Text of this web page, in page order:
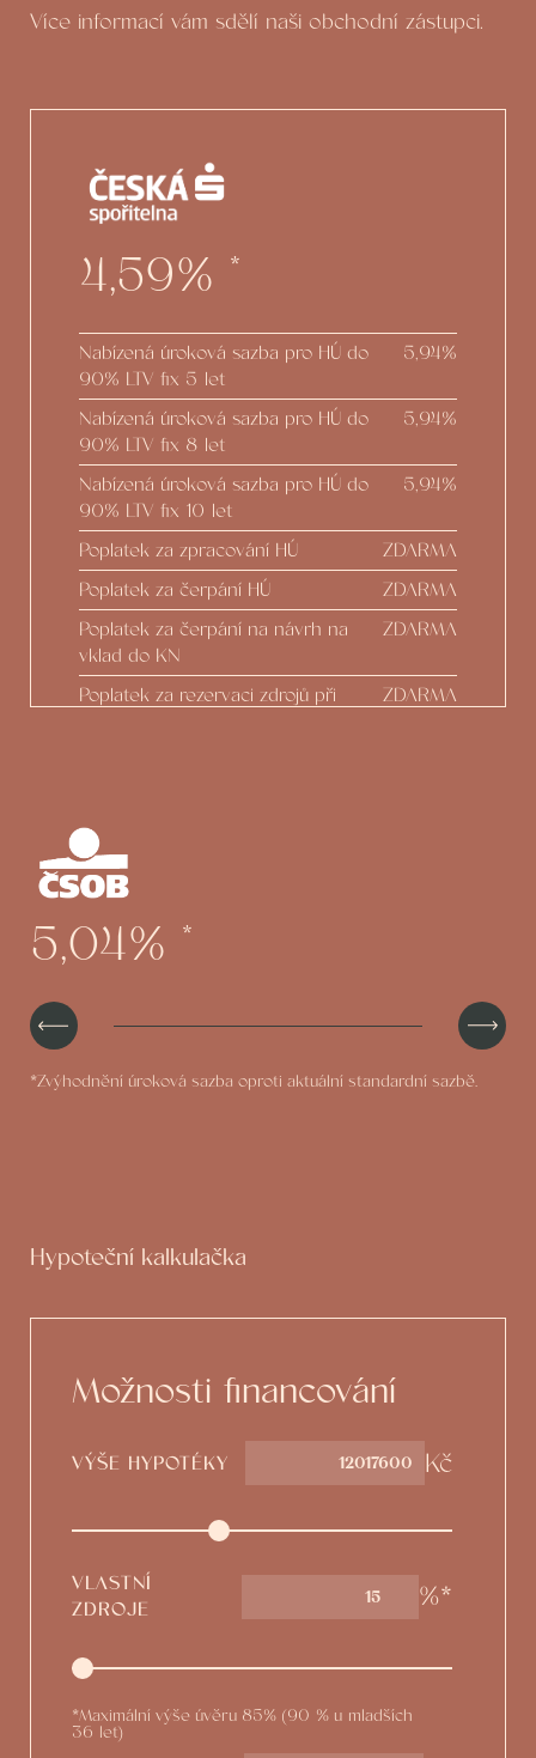
Více informací vám sdělí naši obchodní zástupci.
4,59% *
Nabízená úroková sazba pro HÚ do
90% LTV fix 5 let
5,94%
Nabízená úroková sazba pro HÚ do
90% LTV fix 8 let
5,94%
Nabízená úroková sazba pro HÚ do
90% LTV fix 10 let
5,94%
Poplatek za zpracování HÚ
ZDARMA
Poplatek za čerpání HÚ
ZDARMA
Poplatek za čerpání na návrh na
vklad do KN
ZDARMA
Poplatek za rezervaci zdrojů při
ZDARMA
Zpracování Dodatku z podnětu
developera
Možnost čerpání do 100 % hodnoty
nemovitosti
5,04% *
*Zvýhodnění úroková sazba oproti aktuální standardní sazbě.
Hypoteční kalkulačka
Možnosti financování
VÝŠE HYPOTÉKY Kč
VLASTNÍ
ZDROJE
15 %*
*Maximální výše úvěru 85% (90 % u mladších
36 let)